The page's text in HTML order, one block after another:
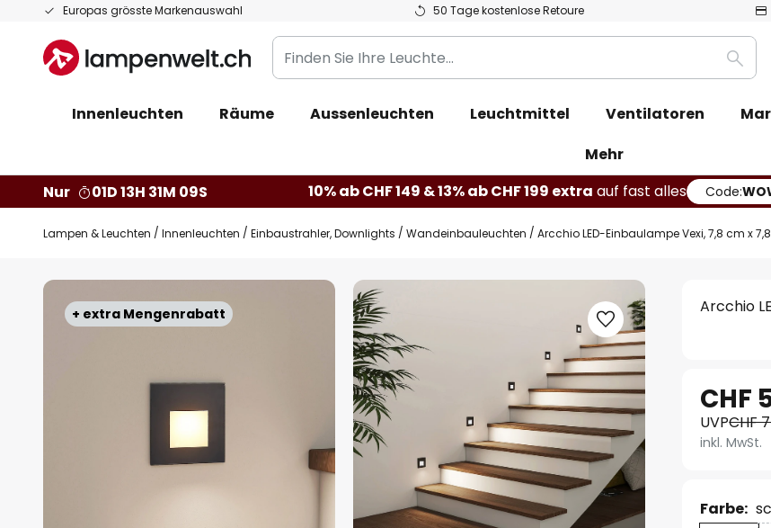
Europas grösste Markenauswahl 50 Tage kostenlose Retoure
Zum
springen
Finden
Sie
Leuchte...
Suche
Innenleuchten Räume Aussenleuchten Leuchtmittel Ventilatoren
Mehr
Nur
01D 13H 31M 08S 10% ab CHF 149 & 13% ab CHF 199 extra auf fast alles Code:
Lampen & Leuchten Innenleuchten Einbaustrahler, Downlights Wandeinbauleuchten Arcchio LED-Einbaulampe Vexi, 7,8 cm x
+ extra Mengenrabatt
Zum
Ende
Arcchio
CHF
UVPCHF
inkl. MwSt.
Farbe: